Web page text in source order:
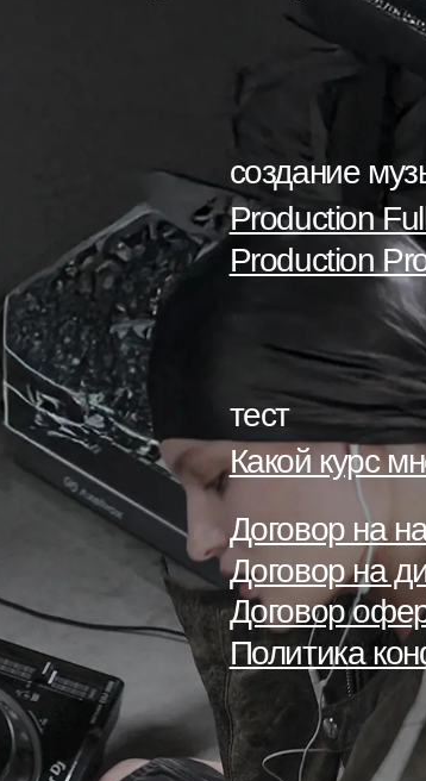
создание
Production
Production
тест
Какой курс
Договор на
Договор на
Договор
Политика